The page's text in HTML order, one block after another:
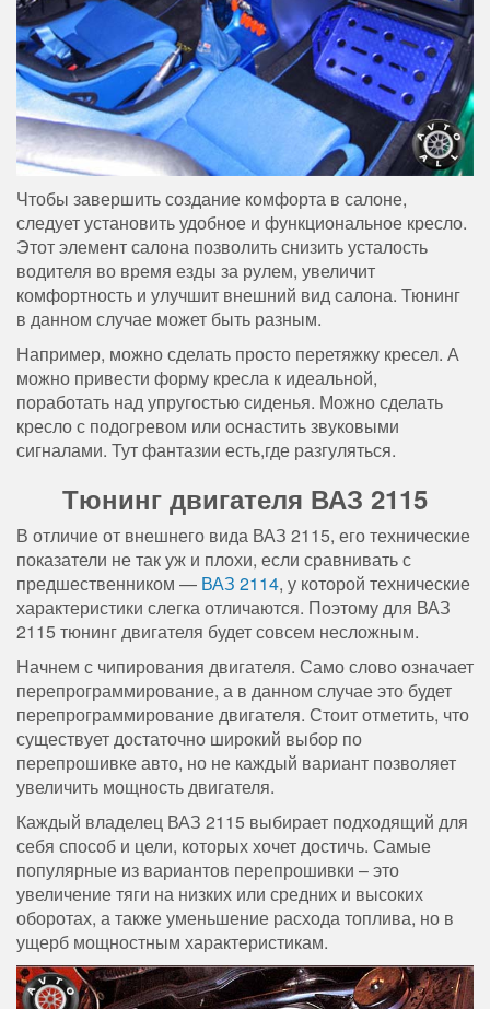
Чтобы завершить создание комфорта в салоне,
следует установить удобное и функциональное кресло.
Этот элемент салона позволить снизить усталость
водителя во время езды за рулем, увеличит
комфортность и улучшит внешний вид салона. Тюнинг
в данном случае может быть разным.
Например, можно сделать просто перетяжку кресел. А
можно привести форму кресла к идеальной,
поработать над упругостью сиденья. Можно сделать
кресло с подогревом или оснастить звуковыми
сигналами. Тут фантазии есть,где разгуляться.
Тюнинг двигателя ВАЗ 2115
В отличие от внешнего вида ВАЗ 2115, его технические
показатели не так уж и плохи, если сравнивать с
предшественником — ВАЗ 2114, у которой технические
характеристики слегка отличаются. Поэтому для ВАЗ
2115 тюнинг двигателя будет совсем несложным.
Начнем с чипирования двигателя. Само слово означает
перепрограммирование, а в данном случае это будет
перепрограммирование двигателя. Стоит отметить, что
существует достаточно широкий выбор по
перепрошивке авто, но не каждый вариант позволяет
увеличить мощность двигателя.
Каждый владелец ВАЗ 2115 выбирает подходящий для
себя способ и цели, которых хочет достичь. Самые
популярные из вариантов перепрошивки – это
увеличение тяги на низких или средних и высоких
оборотах, а также уменьшение расхода топлива, но в
ущерб мощностным характеристикам.